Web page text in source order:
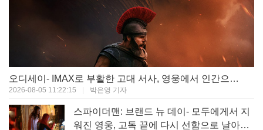
오디세이- IMAX로 부활한 고대 서사, 영웅에서 인간으로의 귀환 (오락성 9 | 작품성 9)
2026-08-05 11:22:15 박은영 기자
스파이더맨: 브랜드 뉴 데이- 모두에게서 지
워진 영웅, 고독 끝에 다시 선함으로 날아오